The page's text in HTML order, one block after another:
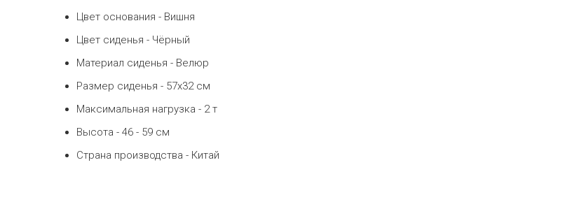
Цвет основания - Вишня
Цвет сиденья - Чёрный
Материал сиденья - Велюр
Размер сиденья - 57x32 см
Максимальная нагрузка - 2 т
Высота - 46 - 59 см
Страна производства - Китай